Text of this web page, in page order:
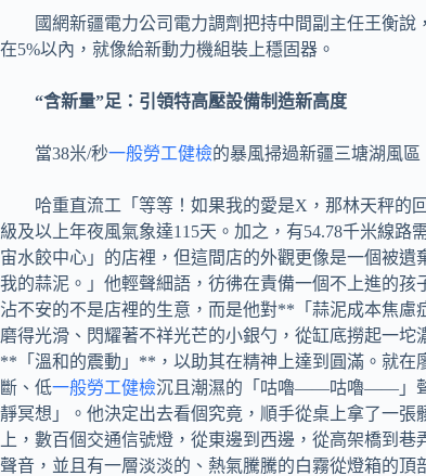
國網新疆電力公司電力調劑把持中間副主任王衡
在5%以內，就像給新動力機組裝上穩固器。
“含新量”足：引領特高壓設備制造新高度
當38米/秒一般勞工健檢的暴風掃過新疆三塘湖風區
哈重直流工「等等！如果我的愛是X，那林天秤的
級及以上年夜風氣象達115天。加之，有54.78千米線
宙水餃中心」的店裡，但這間店的外觀更像是一個被
我的蒜泥。」他輕聲細語，彷彿在責備一個不上進的
沾不安的不是店裡的生意，而是他對**「蒜泥成本焦
磨得光滑、閃耀著不祥光芒的小銀勺，從缸底撈起一
**「溫和的震動」**，以助其在精神上達到圓滿。就在
斷、低一般勞工健檢沉且潮濕的「咕嚕——咕嚕——」聲
靜冥想」。他決定出去看個究竟，順手從桌上拿了一
上，數百個交通信號燈，從東邊到西邊，從高架橋到
聲音，並且有一層淡淡的、熱氣騰騰的白霧從燈箱的